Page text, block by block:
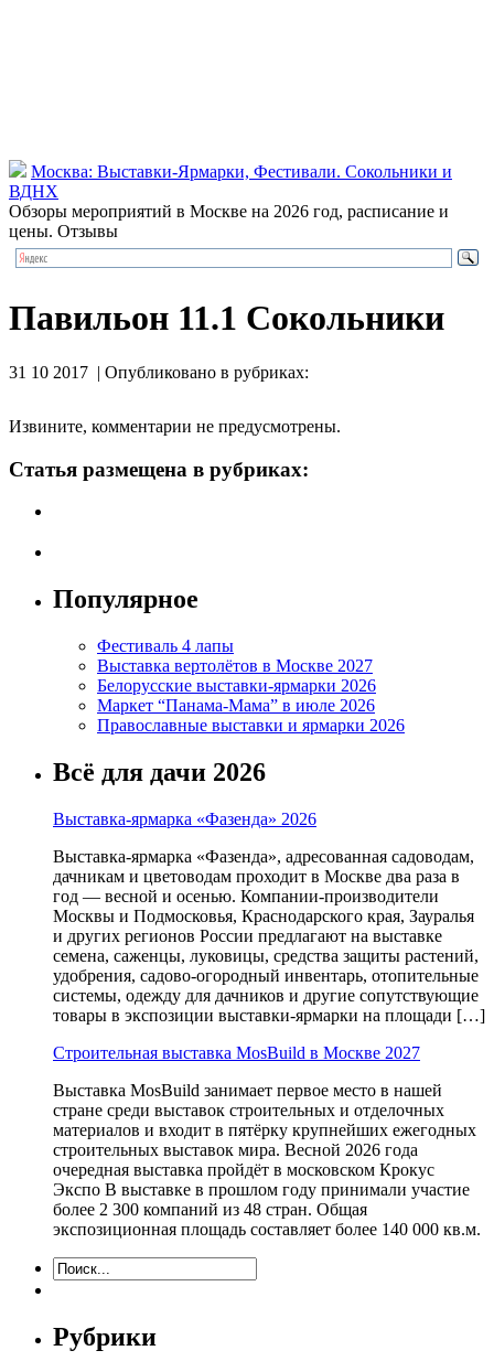
Москва: Выставки-Ярмарки, Фестивали. Сокольники и
ВДНХ
Обзоры мероприятий в Москве на 2026 год, расписание и
цены. Отзывы
Павильон 11.1 Сокольники
31 10 2017 | Опубликовано в рубриках:
Извините, комментарии не предусмотрены.
Статья размещена в рубриках:
Популярное
Фестиваль 4 лапы
Выставка вертолётов в Москве 2027
Белорусские выставки-ярмарки 2026
Маркет “Панама-Мама” в июле 2026
Православные выставки и ярмарки 2026
Всё для дачи 2026
Выставка-ярмарка «Фазенда» 2026
Выставка-ярмарка «Фазенда», адресованная садоводам,
дачникам и цветоводам проходит в Москве два раза в
год — весной и осенью. Компании-производители
Москвы и Подмосковья, Краснодарского края, Зауралья
и других регионов России предлагают на выставке
семена, саженцы, луковицы, средства защиты растений,
удобрения, садово-огородный инвентарь, отопительные
системы, одежду для дачников и другие сопутствующие
товары в экспозиции выставки-ярмарки на площади […]
Строительная выставка MosBuild в Москве 2027
Выставка MosBuild занимает первое место в нашей
стране среди выставок строительных и отделочных
материалов и входит в пятёрку крупнейших ежегодных
строительных выставок мира. Весной 2026 года
очередная выставка пройдёт в московском Крокус
Экспо В выставке в прошлом году принимали участие
более 2 300 компаний из 48 стран. Общая
экспозиционная площадь составляет более 140 000 кв.м.
Рубрики